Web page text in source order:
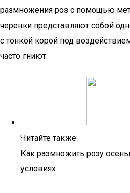
размножения роз с помощью
черенки представляют собой
с тонкой корой под
часто гниют.
Читайте также:
Как размножить розу
условиях